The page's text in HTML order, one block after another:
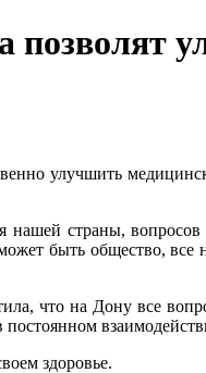
позволят
улучшить
страны,
быть общество, все
что на Дону все
постоянном
здоровье.